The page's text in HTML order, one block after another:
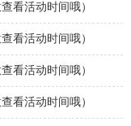
看活动时间哦）
看活动时间哦）
看活动时间哦）
看活动时间哦）